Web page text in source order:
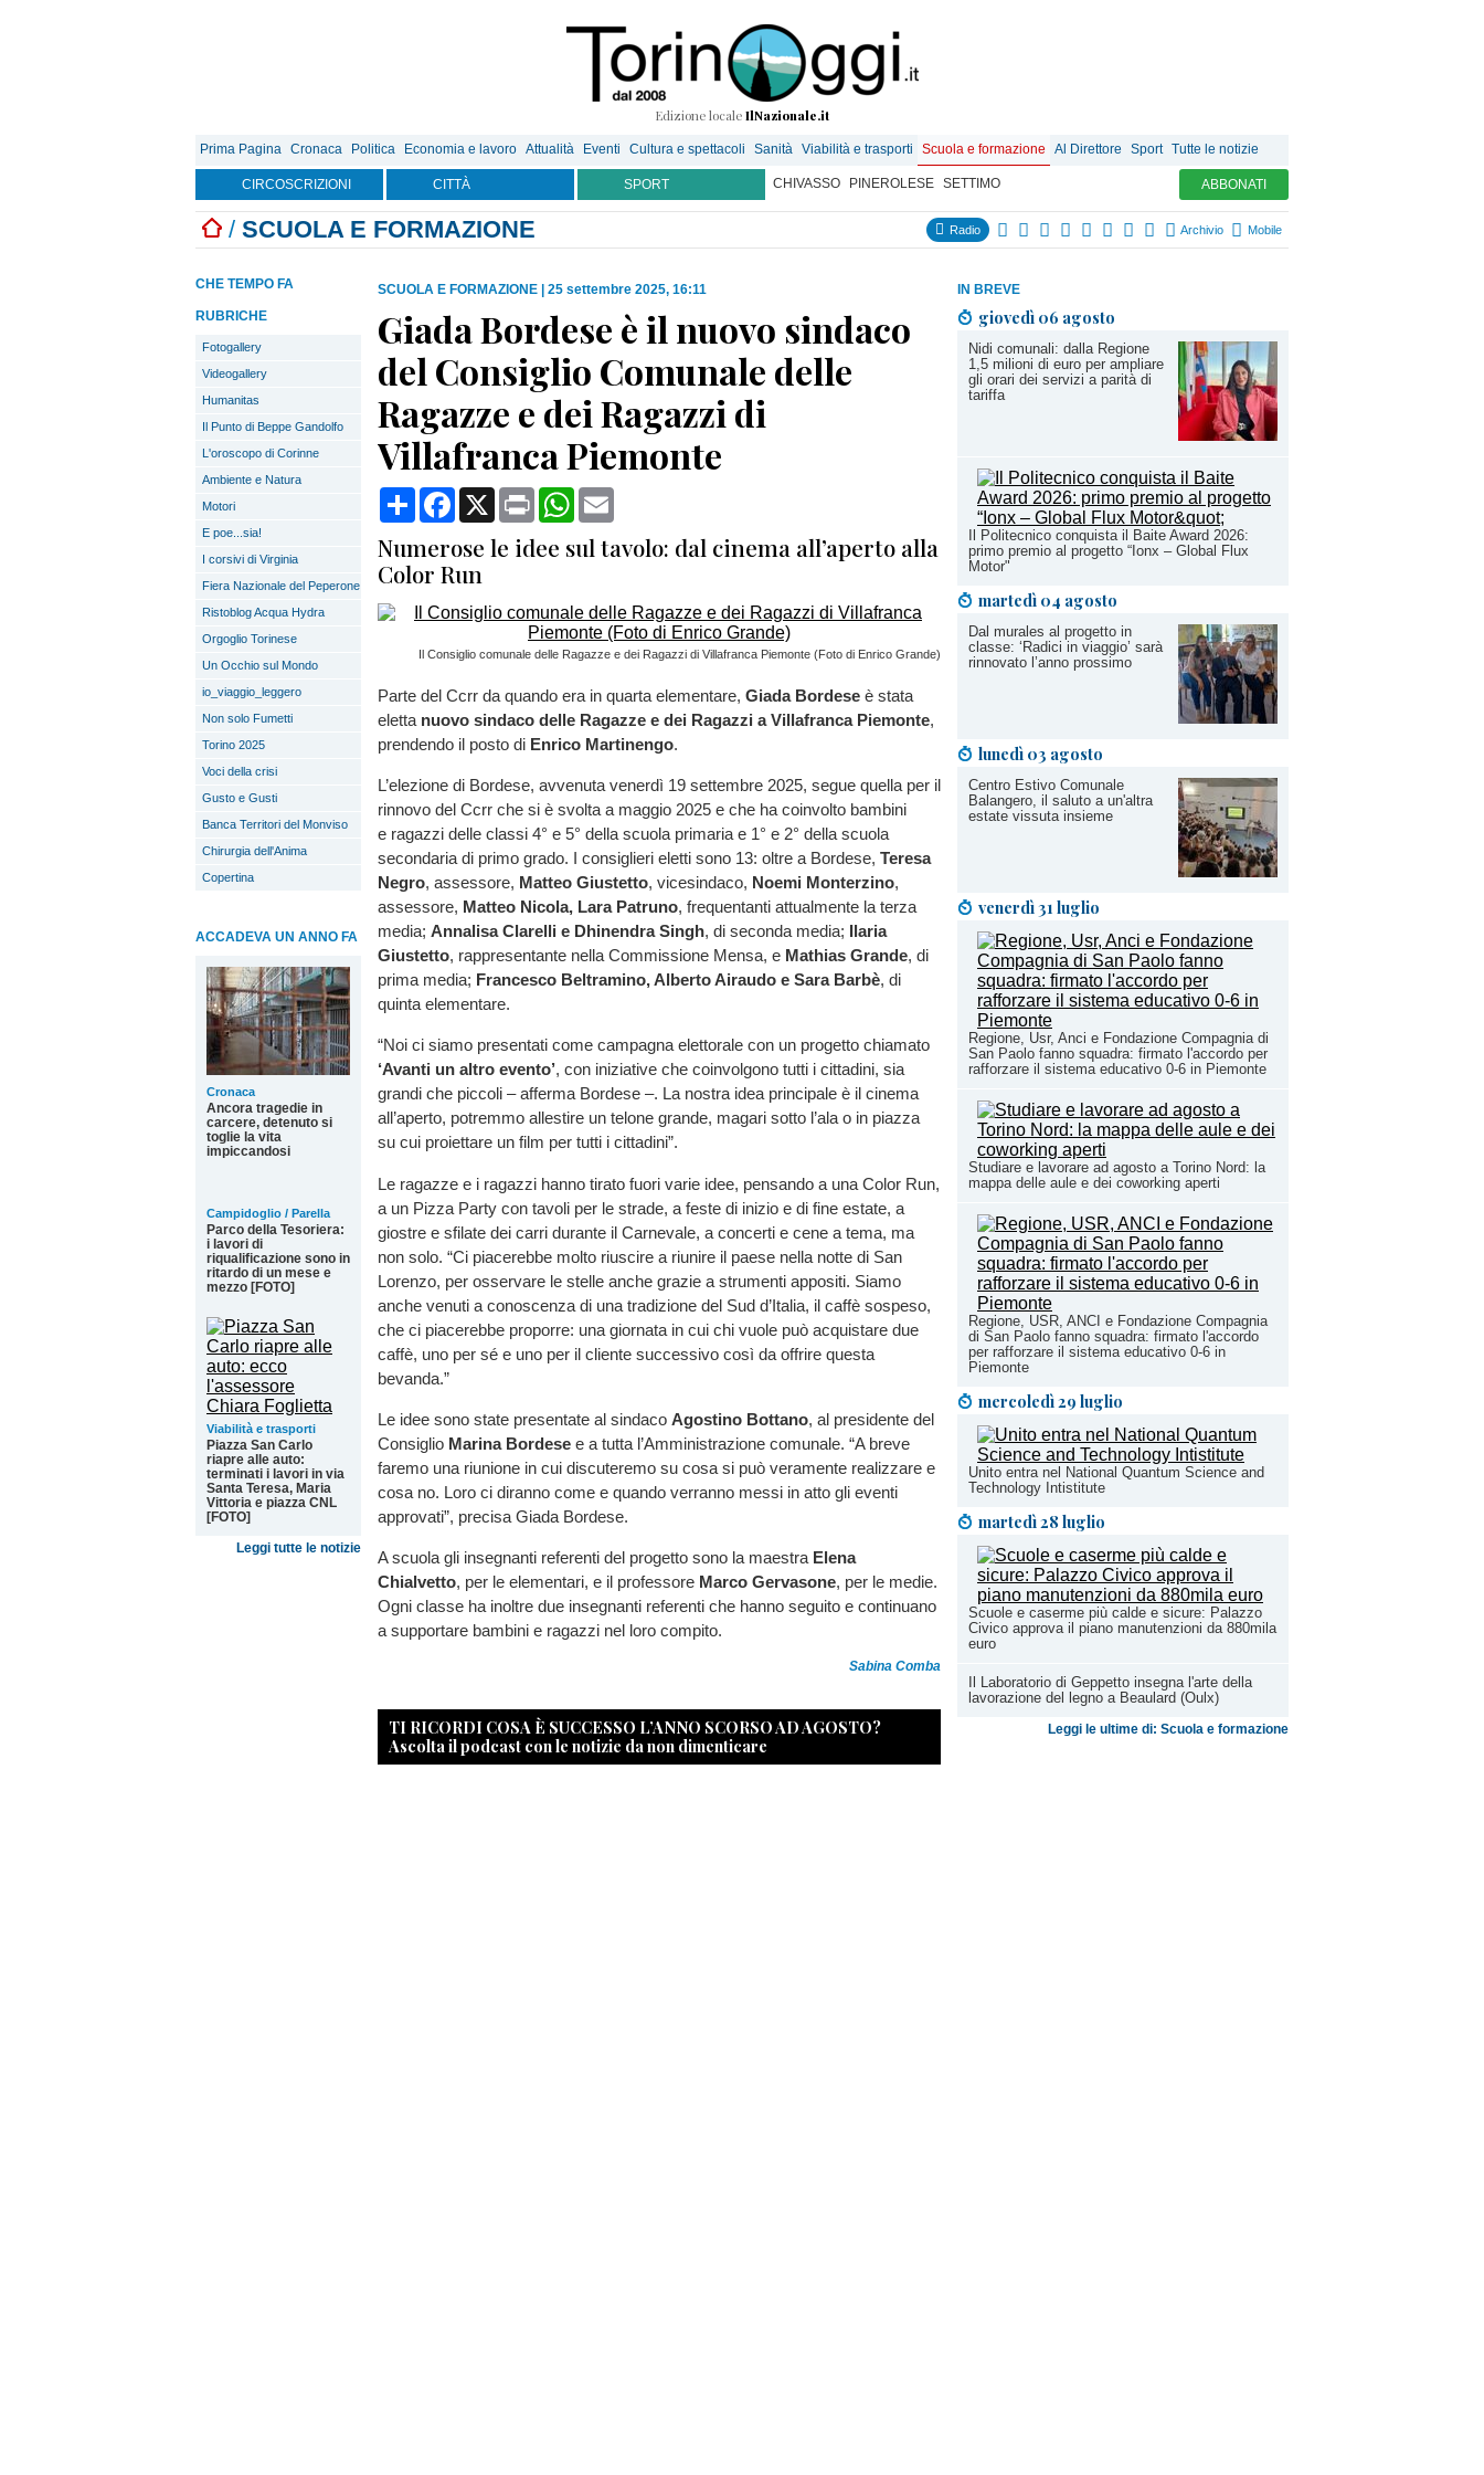
Edizione locale IlNazionale.it
Prima Pagina Cronaca Politica Economia e lavoro Attualità Eventi Cultura e spettacoli Sanità Viabilità e trasporti Scuola e formazione Al Direttore Sport Tutte le notizie
CIRCOSCRIZIONI CITTÀ SPORT CHIVASSO PINEROLESE SETTIMO ABBONATI
/ SCUOLA E FORMAZIONE Radio Archivio Mobile
IN BREVE
giovedì 06 agosto
Nidi comunali: dalla Regione
1,5 milioni di euro per ampliare
gli orari dei servizi a parità di
tariffa
Il Politecnico conquista il Baite Award 2026:
primo premio al progetto “Ionx – Global Flux
Motor"
martedì 04 agosto
Dal murales al progetto in
classe: ‘Radici in viaggio’ sarà
rinnovato l’anno prossimo
lunedì 03 agosto
Centro Estivo Comunale
Balangero, il saluto a un'altra
estate vissuta insieme
venerdì 31 luglio
Regione, Usr, Anci e Fondazione Compagnia di
San Paolo fanno squadra: firmato l'accordo per
rafforzare il sistema educativo 0-6 in Piemonte
Studiare e lavorare ad agosto a Torino Nord: la
mappa delle aule e dei coworking aperti
Regione, USR, ANCI e Fondazione Compagnia
di San Paolo fanno squadra: firmato l'accordo
per rafforzare il sistema educativo 0-6 in
Piemonte
mercoledì 29 luglio
Unito entra nel National Quantum Science and
Technology Intistitute
martedì 28 luglio
Scuole e caserme più calde e sicure: Palazzo
Civico approva il piano manutenzioni da 880mila
euro
Il Laboratorio di Geppetto insegna l'arte della
lavorazione del legno a Beaulard (Oulx)
Leggi le ultime di: Scuola e formazione
CHE TEMPO FA
RUBRICHE
Fotogallery
Videogallery
Humanitas
Il Punto di Beppe Gandolfo
L'oroscopo di Corinne
Ambiente e Natura
Motori
E poe...sia!
I corsivi di Virginia
Fiera Nazionale del Peperone
Ristoblog Acqua Hydra
Orgoglio Torinese
Un Occhio sul Mondo
io_viaggio_leggero
Non solo Fumetti
Torino 2025
Voci della crisi
Gusto e Gusti
Banca Territori del Monviso
Chirurgia dell'Anima
Copertina
ACCADEVA UN ANNO FA
Cronaca
Ancora tragedie in
carcere, detenuto si
toglie la vita
impiccandosi
Campidoglio / Parella
Parco della Tesoriera:
i lavori di
riqualificazione sono in
ritardo di un mese e
mezzo [FOTO]
Viabilità e trasporti
Piazza San Carlo
riapre alle auto:
terminati i lavori in via
Santa Teresa, Maria
Vittoria e piazza CNL
[FOTO]
Leggi tutte le notizie
SCUOLA E FORMAZIONE 25 settembre 2025, 16:11
Giada Bordese è il nuovo sindaco
del Consiglio Comunale delle
Ragazze e dei Ragazzi di
Villafranca Piemonte
CondividiFacebook
X Print WhatsApp
Numerose le idee sul tavolo: dal cinema all’aperto alla
Color Run
Il Consiglio comunale delle Ragazze e dei Ragazzi di Villafranca Piemonte (Foto di Enrico Grande)
Parte del Ccrr da quando era in quarta elementare, Giada Bordese è stata
eletta nuovo sindaco delle Ragazze e dei Ragazzi a Villafranca Piemonte,
prendendo il posto di Enrico Martinengo.
L’elezione di Bordese, avvenuta venerdì 19 settembre 2025, segue quella per il
rinnovo del Ccrr che si è svolta a maggio 2025 e che ha coinvolto bambini
e ragazzi delle classi 4° e 5° della scuola primaria e 1° e 2° della scuola
secondaria di primo grado. I consiglieri eletti sono 13: oltre a Bordese, Teresa
Negro, assessore, Matteo Giustetto, vicesindaco, Noemi Monterzino,
assessore, Matteo Nicola, Lara Patruno, frequentanti attualmente la terza
media; Annalisa Clarelli e Dhinendra Singh, di seconda media; Ilaria
Giustetto, rappresentante nella Commissione Mensa, e Mathias Grande, di
prima media; Francesco Beltramino, Alberto Airaudo e Sara Barbè, di
quinta elementare.
“Noi ci siamo presentati come campagna elettorale con un progetto chiamato
‘Avanti un altro evento’, con iniziative che coinvolgono tutti i cittadini, sia
grandi che piccoli – afferma Bordese –. La nostra idea principale è il cinema
all’aperto, potremmo allestire un telone grande, magari sotto l’ala o in piazza
su cui proiettare un film per tutti i cittadini”.
Le ragazze e i ragazzi hanno tirato fuori varie idee, pensando a una Color Run,
a un Pizza Party con tavoli per le strade, a feste di inizio e di fine estate, a
giostre e sfilate dei carri durante il Carnevale, a concerti e cene a tema, ma
non solo. “Ci piacerebbe molto riuscire a riunire il paese nella notte di San
Lorenzo, per osservare le stelle anche grazie a strumenti appositi. Siamo
anche venuti a conoscenza di una tradizione del Sud d’Italia, il caffè sospeso,
che ci piacerebbe proporre: una giornata in cui chi vuole può acquistare due
caffè, uno per sé e uno per il cliente successivo così da offrire questa
bevanda.”
Le idee sono state presentate al sindaco Agostino Bottano, al presidente del
Consiglio Marina Bordese e a tutta l’Amministrazione comunale. “A breve
faremo una riunione in cui discuteremo su cosa si può veramente realizzare e
cosa no. Loro ci diranno come e quando verranno messi in atto gli eventi
approvati”, precisa Giada Bordese.
A scuola gli insegnanti referenti del progetto sono la maestra Elena
Chialvetto, per le elementari, e il professore Marco Gervasone, per le medie.
Ogni classe ha inoltre due insegnanti referenti che hanno seguito e continuano
a supportare bambini e ragazzi nel loro compito.
Sabina Comba
TI RICORDI COSA È SUCCESSO L’ANNO SCORSO AD AGOSTO?
Ascolta il podcast con le notizie da non dimenticare